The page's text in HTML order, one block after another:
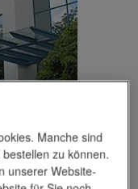
Werbeartikel-Markt.
zugute,
Werbedruckund
Manche sind
zu können.
unserer Website-